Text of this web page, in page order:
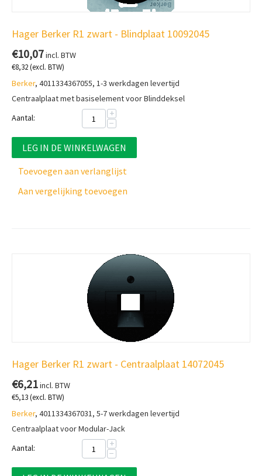
Hager Berker R1 zwart - Blindplaat 10092045
€10,07incl. BTW
€8,32(excl. BTW)
Berker, 4011334367055, 1-3 werkdagen levertijd
Centraalplaat met basiselement voor Blinddeksel
Aantal:
+
−
LEG IN DE WINKELWAGEN
Toevoegen aan verlanglijst
Aan vergelijking toevoegen
Hager Berker R1 zwart - Centraalplaat 14072045
€6,21incl. BTW
€5,13(excl. BTW)
Berker, 4011334367031, 5-7 werkdagen levertijd
Centraalplaat voor Modular-Jack
Aantal:
+
−